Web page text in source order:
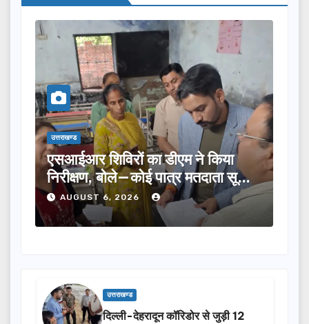
ने किया
मतदाता सूची
उत्तराखण्ड
तीलू रौतेली पुरस्कार के लिए 13
का चयन, 35 आंगनबाड़ी कार्यकर्तियां
होंगी सम्मानित…
AUGUST 6, 2026
उत्तराखण्ड
दिल्ली-देहरादून कॉरिडोर से जुड़ी 12